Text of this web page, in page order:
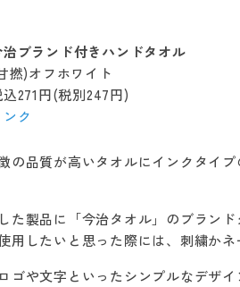
治ブランド付きハンドタオル
撚)オフホワイト
271円(税別247円)
ンク
の品質が高いタオルにインクタイ
製品に「今治タオル」のブランド
したいと思った際には、刺繍か
や文字といったシンプルなデザイ